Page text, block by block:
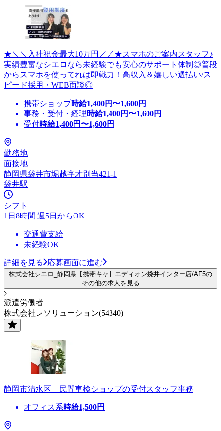
★＼＼入社祝金最大10万円／／★スマホのご案内スタッフ♪
実績豊富なシエロなら未経験でも安心のサポート体制◎普段
からスマホを使ってれば即戦力！高収入＆嬉しい週払い/ス
ピード採用・WEB面談◎
携帯ショップ時給1,400円〜1,600円
事務・受付・経理時給1,400円〜1,600円
受付時給1,400円〜1,600円
勤務地
面接地
静岡県袋井市堀越字才別当421-1
袋井駅
シフト
1日8時間 週5日からOK
交通費支給
未経験OK
詳細を見る 応募画面に進む
株式会社シエロ_静岡県【携帯キャ】エディオン袋井インター店/AF5の
その他の求人を見る
派遣労働者
株式会社レソリューション(54340)
静岡市清水区 民間車検ショップの受付スタッフ事務
オフィス系時給1,500円